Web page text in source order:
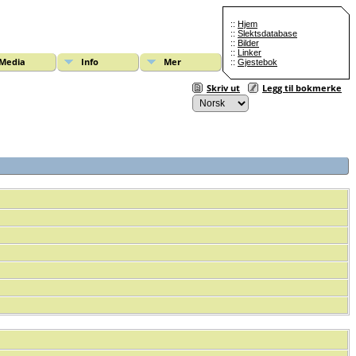
:: Hjem
:: Slektsdatabase
:: Bilder
:: Linker
:: Gjestebok
Media Info Mer
Skriv ut Legg til bokmerke